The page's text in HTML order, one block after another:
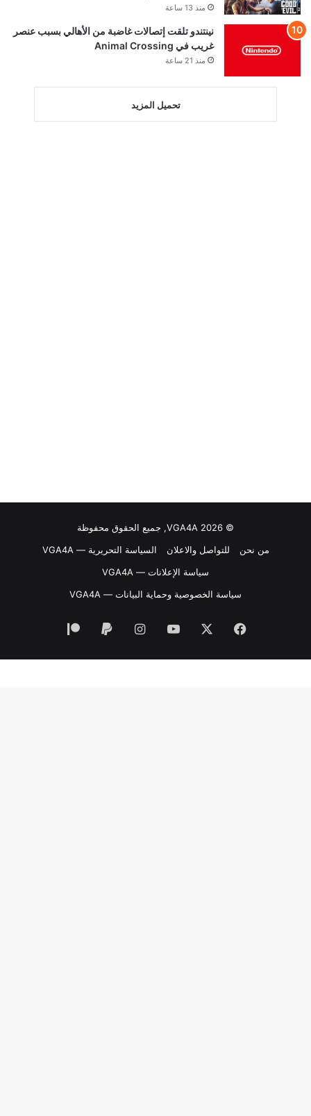
منذ 13 ساعة
نينتندو تلقت إتصالات غاضبة من الأهالي بسبب عنصر
غريب في Animal Crossing
منذ 21 ساعة
تحميل المزيد
© VGA4A 2026, جميع الحقوق محفوظة
من نحن
للتواصل والاعلان
السياسة التحريرية — VGA4A
سياسة الإعلانات — VGA4A
سياسة الخصوصية وحماية البيانات — VGA4A
فيسبوك ‫YouTubeانستقرام
‏Paypal
‫Patreon